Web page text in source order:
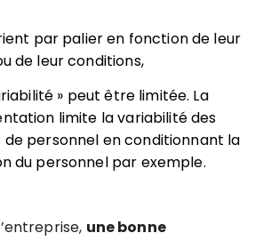
par palier en fonction de leur
de leur conditions,
» peut être limitée. La
limite la variabilité des
de personnel en conditionnant la
du personnel par exemple.
une bonne